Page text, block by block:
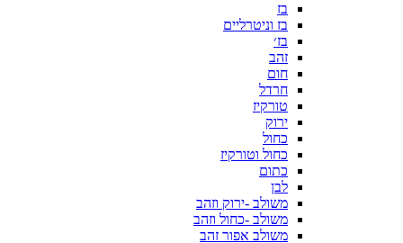
בז
בז וניטרליים
בז׳
זהב
חום
חרדל
טורקיז
ירוק
כחול
כחול וטורקיז
כתום
לבן
משולב -ירוק וזהב
משולב -כחול וזהב
משולב אפור זהב